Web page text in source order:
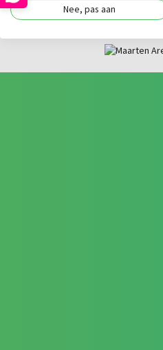
Nee, pas aan